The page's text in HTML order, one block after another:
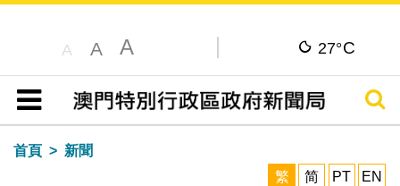
A A A 27°C
目錄
搜尋
首頁
新聞
繁
简 PT EN